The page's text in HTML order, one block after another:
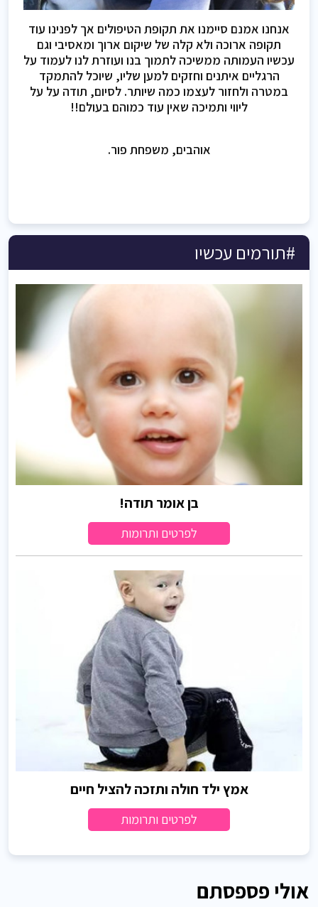
אנחנו אמנם סיימנו את תקופת הטיפולים אך לפנינו עוד
תקופה ארוכה ולא קלה של שיקום ארוך ומאסיבי וגם
עכשיו העמותה ממשיכה לתמוך בנו ועוזרת לנו לעמוד על
הרגליים איתנים וחזקים למען שליו, שיוכל להתמקד
במטרה ולחזור לעצמו כמה שיותר. לסיום, תודה על על
ליווי ותמיכה שאין עוד כמוהם בעולם!!
אוהבים, משפחת פור.
#תורמים עכשיו
בן אומר תודה!
לפרטים ותרומות
אמץ ילד חולה ותזכה להציל חיים
לפרטים ותרומות
אולי פספסתם